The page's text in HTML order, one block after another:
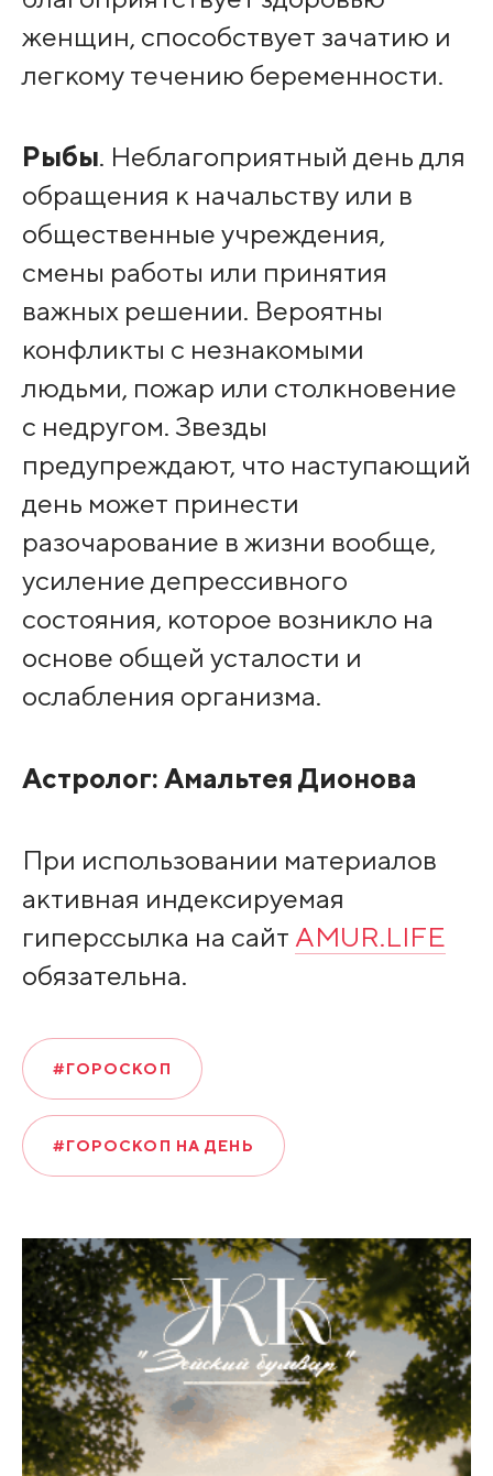
женщин, способствует зачатию и
легкому течению беременности.
Рыбы. Неблагоприятный день для
обращения к начальству или в
общественные учреждения,
смены работы или принятия
важных решении. Вероятны
конфликты с незнакомыми
людьми, пожар или столкновение
с недругом. Звезды
предупреждают, что наступающий
день может принести
разочарование в жизни вообще,
усиление депрессивного
состояния, которое возникло на
основе общей усталости и
ослабления организма.
Астролог: Амальтея Дионова
При использовании материалов
активная индексируемая
гиперссылка на сайт AMUR.LIFE
обязательна.
#ГОРОСКОП
#ГОРОСКОП НА ДЕНЬ